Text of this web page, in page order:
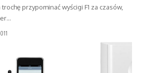
przypominać wyścigi F1 za czasów,